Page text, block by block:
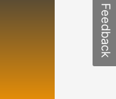
Feedback